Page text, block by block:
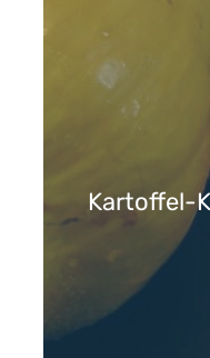
Kartoffel-